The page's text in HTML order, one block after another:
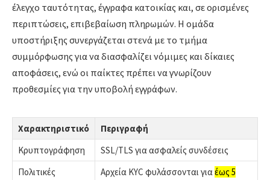
έλεγχο ταυτότητας, έγγραφα κατοικίας και, σε ορισμένες
περιπτώσεις, επιβεβαίωση πληρωμών. Η ομάδα
υποστήριξης συνεργάζεται στενά με το τμήμα
συμμόρφωσης για να διασφαλίζει νόμιμες και δίκαιες
αποφάσεις, ενώ οι παίκτες πρέπει να γνωρίζουν
προθεσμίες για την υποβολή εγγράφων.
Χαρακτηριστικό
Περιγραφή
Κρυπτογράφηση
SSL/TLS για ασφαλείς συνδέσεις
Πολιτικές
Αρχεία KYC φυλάσσονται για έως 5